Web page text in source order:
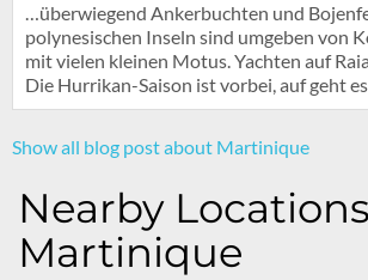
…überwiegend Ankerbuchten und
polynesischen Inseln sind umgeben von
mit vielen kleinen Motus. Yachten auf
Die Hurrikan-Saison ist vorbei, auf geht
Show all blog post about Martinique
Nearby
Martinique